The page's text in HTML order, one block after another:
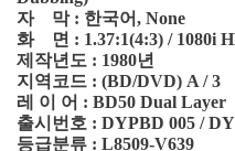
자 막 : 한국어, None
화 면 : 1.37:1(4:3) / 1080i
제작년도 : 1980년
지역코드 : (BD/DVD) A / 3
레 이 어 : BD50 Dual Layer
출시번호 : DYPBD 005 /
등급분류 : L8509-V639